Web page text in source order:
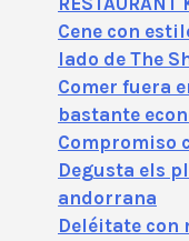
Cene con
lado de The
Comer fuera
bastante
Compromiso
Degusta els
andorrana
Deléitate con